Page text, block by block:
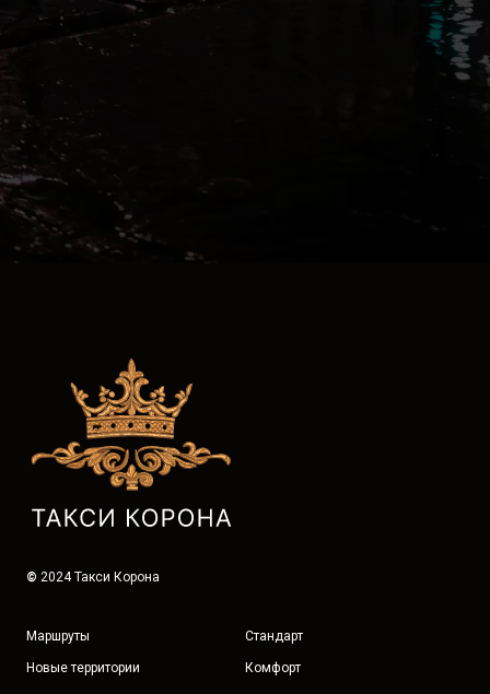
© 2024 Такси Корона
Маршруты
Новые территории
Стандарт
Комфорт